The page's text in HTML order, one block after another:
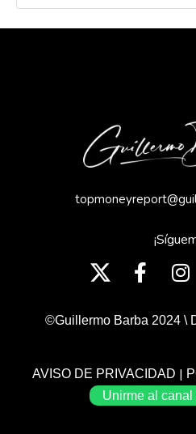
©Guillermo Barba 2024 \
AVISO DE PRIVACIDAD |
Unirme al